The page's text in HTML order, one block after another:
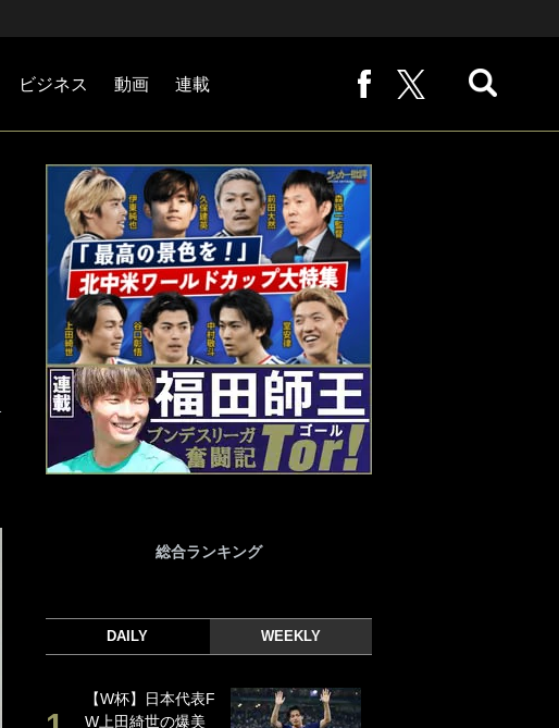
ビジネス 動画 連載
総合ランキング
DAILY WEEKLY
【W杯】日本代表F
W上田綺世の爆美